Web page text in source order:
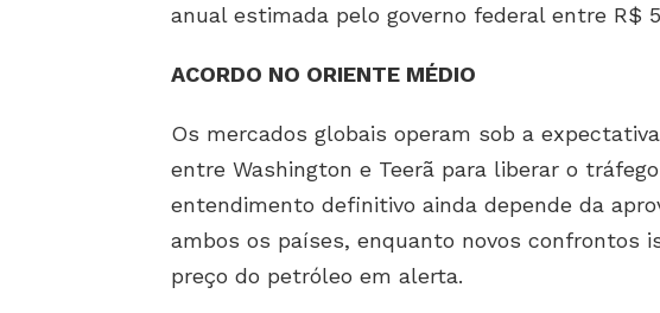
anual estimada pelo governo federal entre R$
ACORDO NO ORIENTE MÉDIO
Os mercados globais operam sob a
entre Washington e Teerã para liberar o
entendimento definitivo ainda depende da
ambos os países, enquanto novos confrontos
preço do petróleo em alerta.